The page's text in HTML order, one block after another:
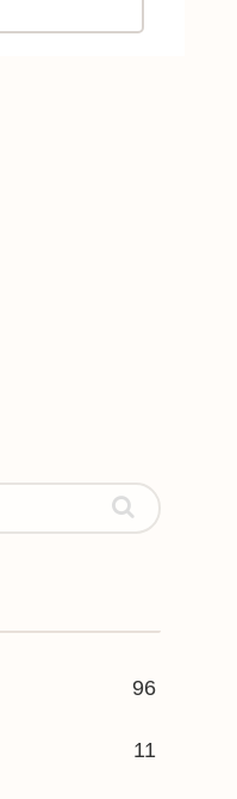
かける言葉が
96
11